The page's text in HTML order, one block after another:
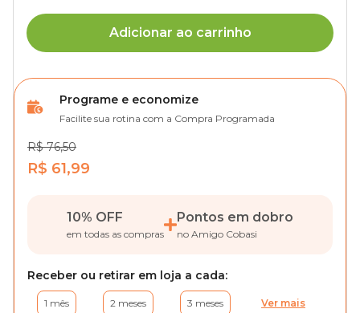
Adicionar ao carrinho
Programe e economize
Facilite sua rotina com a Compra Programada
R$ 76,50
R$ 61,99
10% OFF
em todas as compras
Pontos em dobro
no Amigo Cobasi
Receber ou retirar em loja a cada:
1 mês 2 meses 3 meses Ver mais